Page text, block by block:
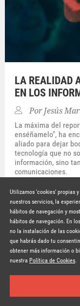
Inicio Temas
LA REALIDAD
EN LOS
Por Jesús
La máxima del
enséñamelo", ha
aliado para dejar
tecnología que no
información, sino
comunicaciones.
Suscríbete a la
©
Nota Legal
Contacto
Utilizamos 'cookies' propias
nuestros servicios, la
hábitos de navegación y
hábitos de navegación. En
no la instalación de las
que habrás dado tu
obtener más información o
nuestra Política de Cookies.